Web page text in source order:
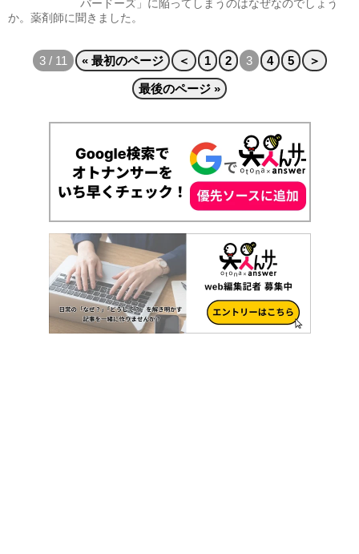
バードーズ」に陥ってしまうのはなぜなのでしょう
か。薬剤師に聞きました。
3 / 11 « 最初のページ ＜ 1 2 3 4 5 ＞
最後のページ »